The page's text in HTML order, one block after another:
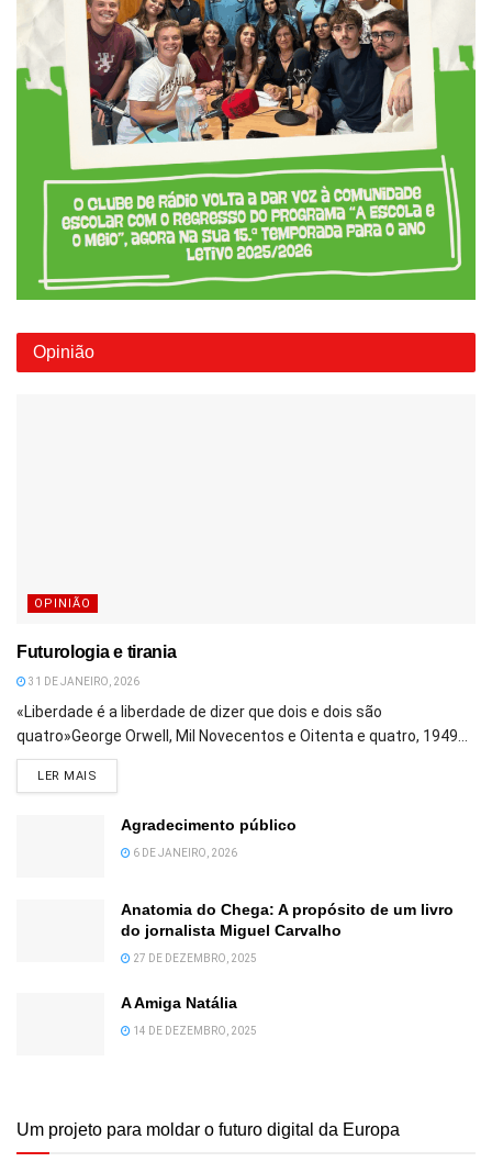
Opinião
OPINIÃO
Futurologia e tirania
31 DE JANEIRO, 2026
«Liberdade é a liberdade de dizer que dois e dois são
quatro»George Orwell, Mil Novecentos e Oitenta e quatro, 1949...
LER MAIS
Agradecimento público
6 DE JANEIRO, 2026
Anatomia do Chega: A propósito de um livro
do jornalista Miguel Carvalho
27 DE DEZEMBRO, 2025
A Amiga Natália
14 DE DEZEMBRO, 2025
Um projeto para moldar o futuro digital da Europa